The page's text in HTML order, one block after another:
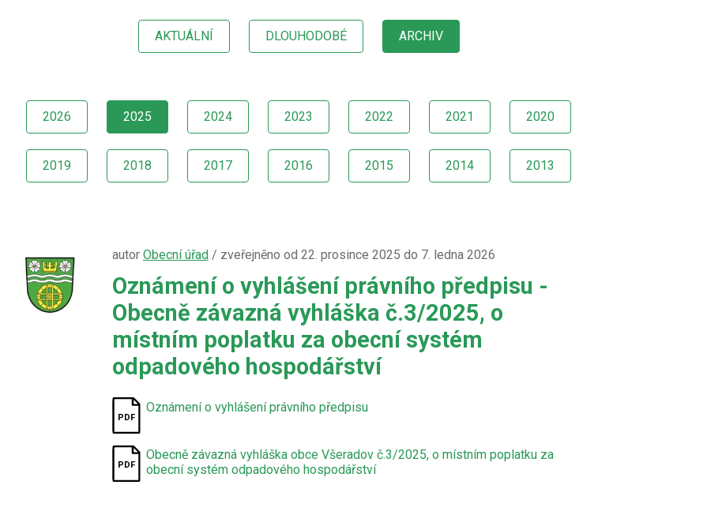
AKTUÁLNÍ DLOUHODOBÉ ARCHIV
2026 2025 2024 2023 2022 2021 2020
2019 2018 2017 2016 2015 2014 2013
autor Obecní úřad/ zveřejněno od 22. prosince 2025 do 7. ledna 2026
Oznámení o vyhlášení právního předpisu -
Obecně závazná vyhláška č.3/2025, o
místním poplatku za obecní systém
odpadového hospodářství
Oznámení o vyhlášení právního předpisu
Obecně závazná vyhláška obce Všeradov č.3/2025, o místním poplatku za
obecní systém odpadového hospodářství